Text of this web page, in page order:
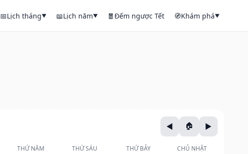
📅Lịch tháng▼ 📖Lịch năm▼ 🧧Đếm ngược Tết 🧭Khám phá▼
THỨ NĂM THỨ SÁU THỨ BẢY CHỦ NHẬT